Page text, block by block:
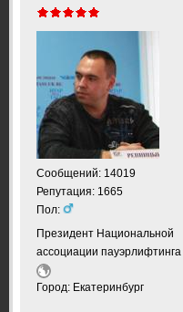
Сообщений: 14019
Репутация: 1665
Пол:
Президент Национальной
ассоциации пауэрлифтинга
Город: Екатеринбург